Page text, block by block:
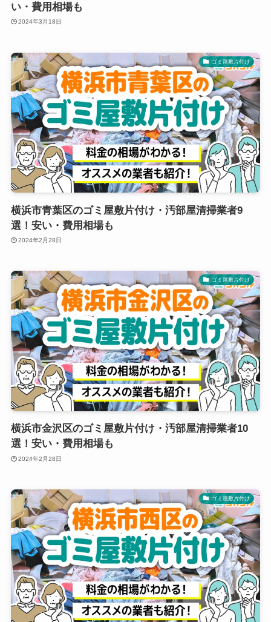
い・費用相場も
2024年3月18日
ゴミ屋敷片付け
横浜市青葉区のゴミ屋敷片付け・汚部屋清掃業者9
選！安い・費用相場も
2024年2月28日
ゴミ屋敷片付け
横浜市金沢区のゴミ屋敷片付け・汚部屋清掃業者10
選！安い・費用相場も
2024年2月28日
ゴミ屋敷片付け